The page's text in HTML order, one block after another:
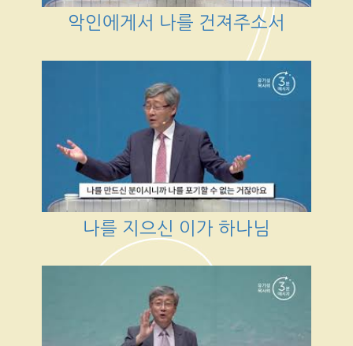
악인에게서 나를 건져주소서
나를 지으신 이가 하나님